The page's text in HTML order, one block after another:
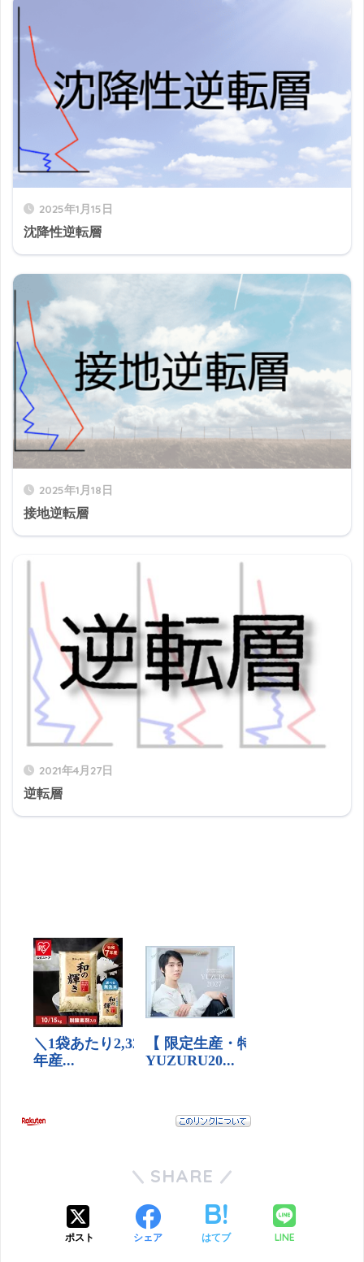
2025年1月15日
沈降性逆転層
2025年1月18日
接地逆転層
2021年4月27日
逆転層
SHARE
ポスト シェア はてブ LINE